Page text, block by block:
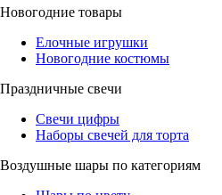
Новогодние товары
Елочные игрушки
Новогодние костюмы
Праздничные свечи
Свечи цифры
Наборы свечей для торта
Воздушные шары по категориям